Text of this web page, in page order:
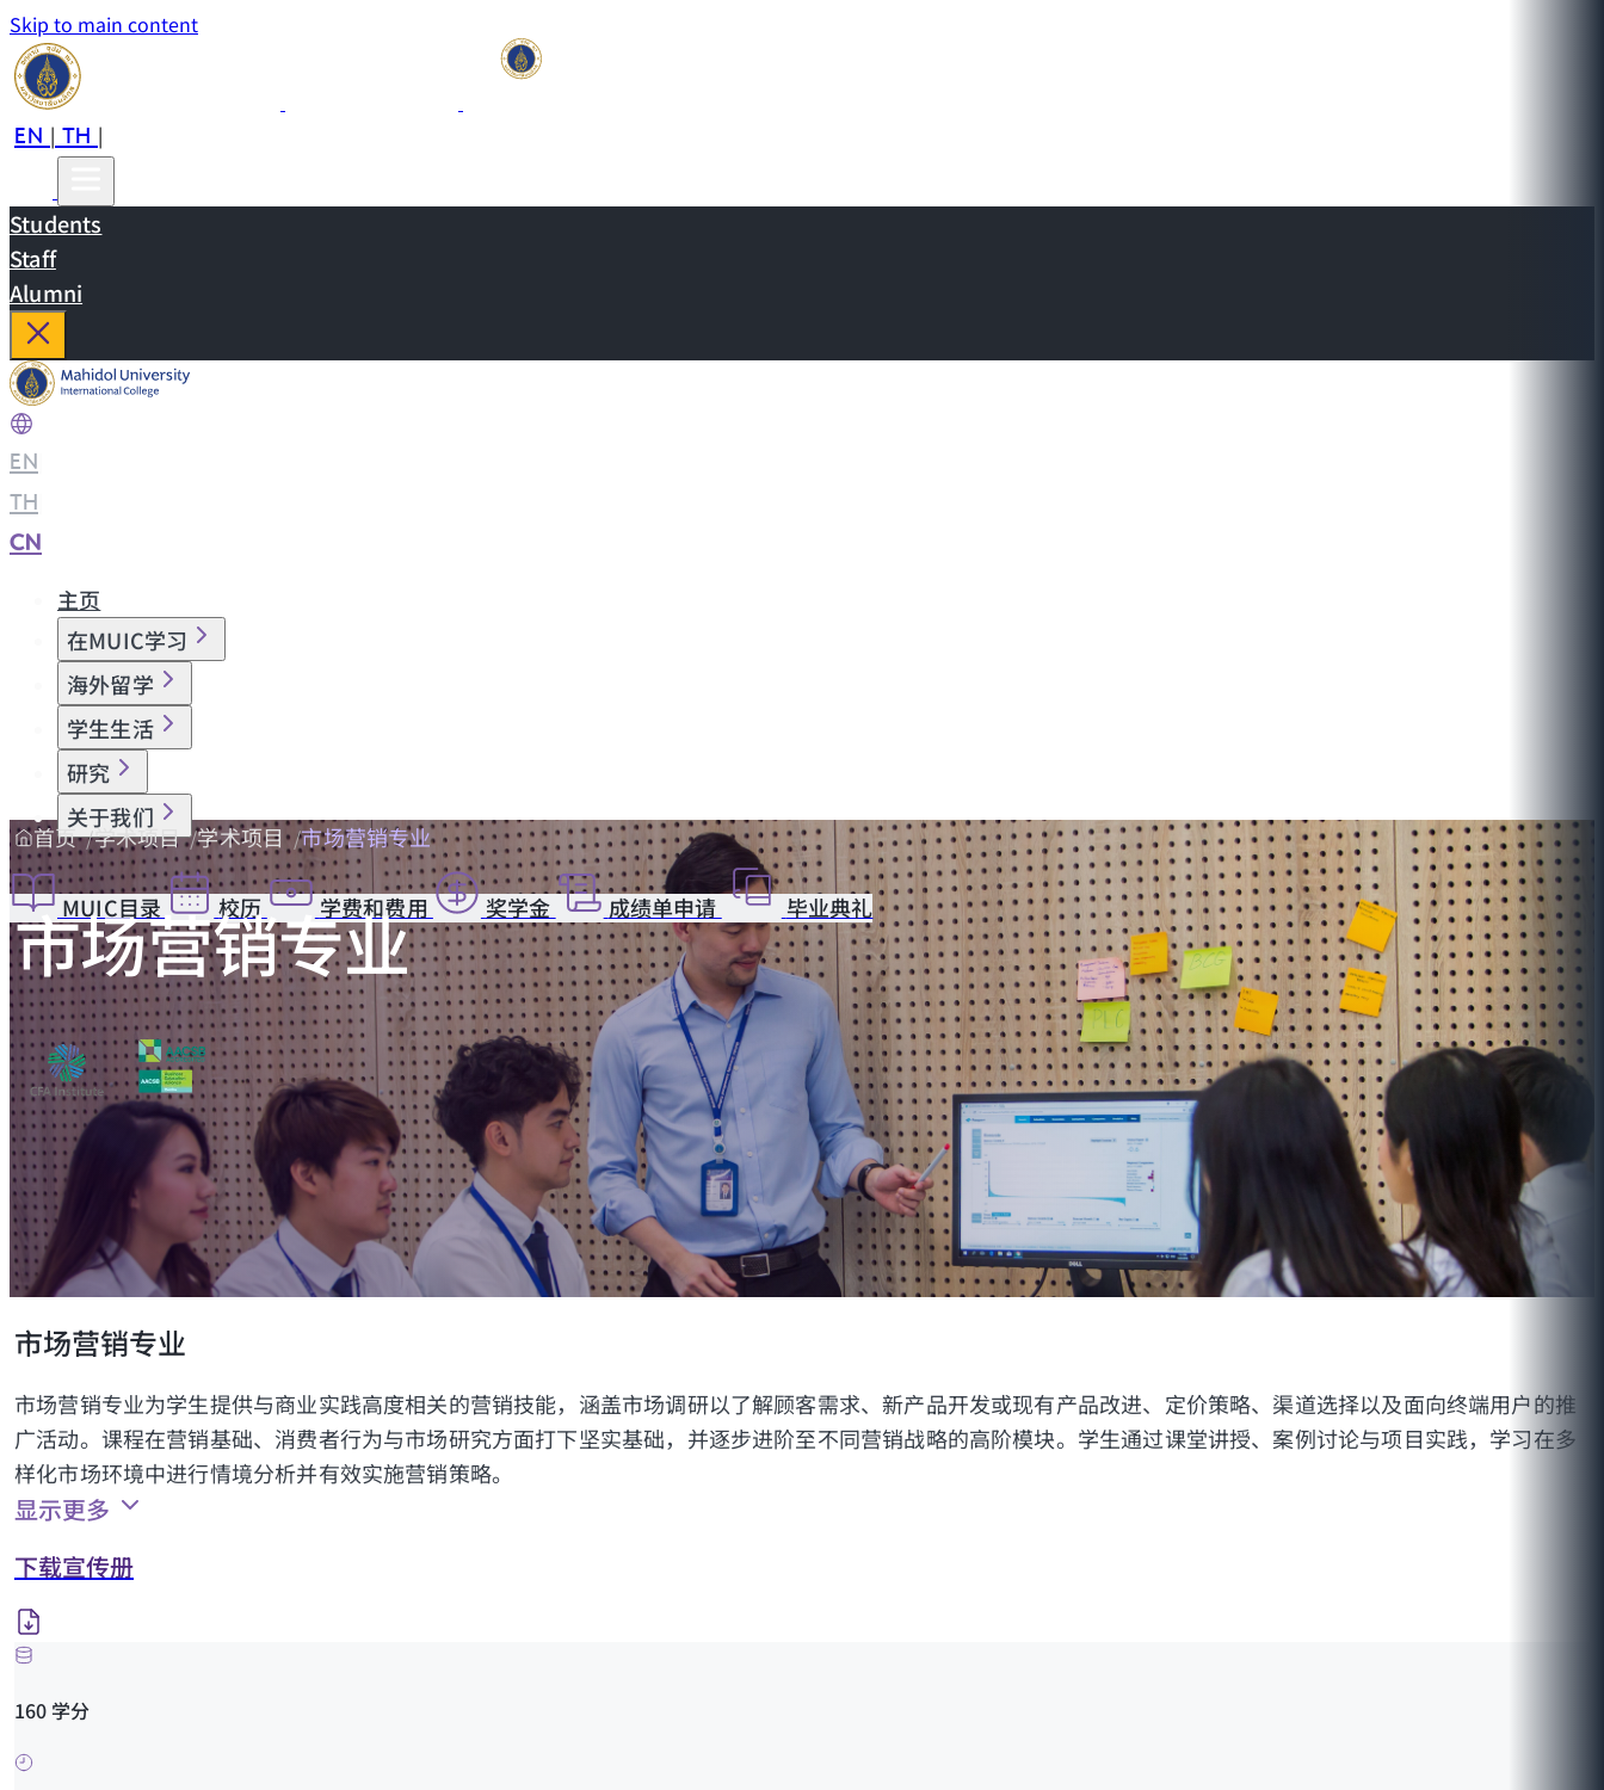
Skip to main content
EN|TH|
Students
Staff
Alumni
EN
TH
CN
主页
在MUIC学习
海外留学
学生生活
研究
关于我们
MUIC目录 校历 学费和费用 奖学金 成绩单申请 毕业典礼
首页 学术项目 学术项目 市场营销专业
市场营销专业
市场营销专业
市场营销专业为学生提供与商业实践高度相关的营销技能，涵盖市场调研以了解顾客需求、新产品开发或现有产品改进、定价策略、渠道选择以及面向终端用户的推
广活动。课程在营销基础、消费者行为与市场研究方面打下坚实基础，并逐步进阶至不同营销战略的高阶模块。学生通过课堂讲授、案例讨论与项目实践，学习在多
样化市场环境中进行情境分析并有效实施营销策略。
显示更多
下载宣传册
160 学分